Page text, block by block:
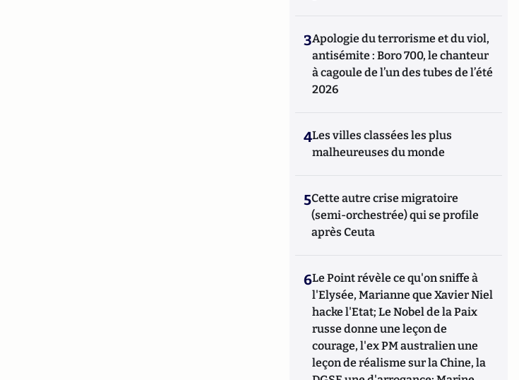
3Apologie du terrorisme et du viol,
antisémite : Boro 700, le chanteur
à cagoule de l’un des tubes de l’été
2026
4Les villes classées les plus
malheureuses du monde
5Cette autre crise migratoire
(semi-orchestrée) qui se profile
après Ceuta
6Le Point révèle ce qu'on sniffe à
l'Elysée, Marianne que Xavier Niel
hacke l'Etat; Le Nobel de la Paix
russe donne une leçon de
courage, l'ex PM australien une
leçon de réalisme sur la Chine, la